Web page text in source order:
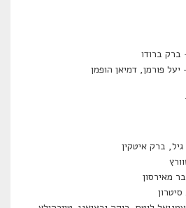
ברק ברודו
פורמן, דמיאן הופמן
ברק איטקין
מאירסון